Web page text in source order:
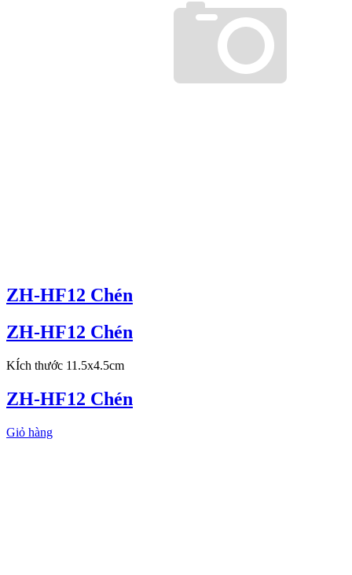
ZH-HF12 Chén
ZH-HF12 Chén
KÍch thước 11.5x4.5cm
ZH-HF12 Chén
Giỏ hàng